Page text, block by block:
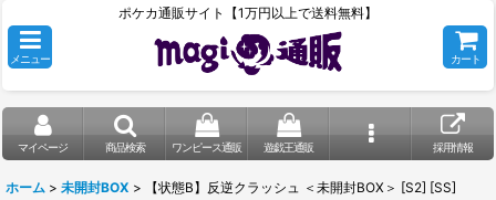
ポケカ通販サイト【1万円以上で送料無料】
メニュー カート
マイページ 商品検索 ワンピース通販 遊戯王通販 採用情報
ホーム > 未開封BOX > 【状態B】反逆クラッシュ ＜未開封BOX＞ [S2] [SS]